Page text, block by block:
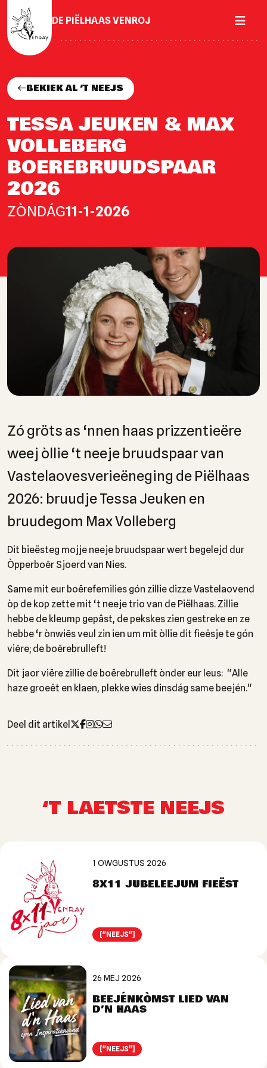
DE PIËLHAAS VENROJ
BEKIEK AL ‘T NEEJS
TESSA JEUKEN & MAX
VOLLEBERG
BOEREBRUUDSPAAR
2026
ZÒNDÁG11-1-2026
Zó gröts as ‘nnen haas prizzentieëre
weej òllie ‘t neeje bruudspaar van
Vastelaovesverieëneging de Piëlhaas
2026: bruudje Tessa Jeuken en
bruudegom Max Volleberg
Dit bieësteg mojje neeje bruudspaar wert begelejd dur
Òpperboēr Sjoerd van Nies.
Same mit eur boērefemilies gón zillie dizze Vastelaovend
òp de kop zette mit ‘t neeje trio van de Piëlhaas. Zillie
hebbe de kleump gepâst, de pekskes zien gestreke en ze
hebbe ‘r ònwiēs veul zin ien um mit òllie dit fieësje te gón
viēre; de boērebrulleft!
Dit jaor viēre zillie de boērebrulleft ònder eur leus: "Alle
haze groeët en klaen, plekke wies dinsdág same beején."
Deel dit artikel
‘T LAETSTE NEEJS
1 OWGUSTUS 2026
8X11 JUBELEEJUM FIEËST
["NEEJS"]
26 MEJ 2026
BEEJÉNKÒMST LIED VAN
D’N HAAS
["NEEJS"]